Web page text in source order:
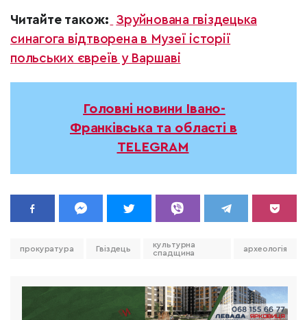
Читайте також:
Зруйнована гвіздецька
синагога відтворена в Музеї історії
польських євреїв у Варшаві
Головні новини Івано-
Франківська та області в
TELEGRAM
прокуратура Гвіздець
культурна
спадщина
археологія